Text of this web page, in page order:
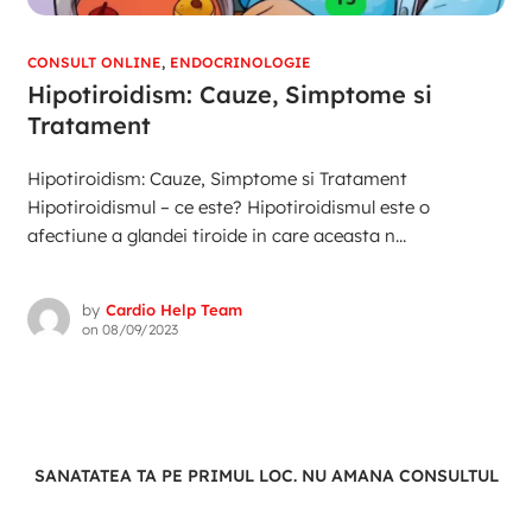
CONSULT ONLINE, ENDOCRINOLOGIE
Hipotiroidism: Cauze, Simptome si
Tratament
Hipotiroidism: Cauze, Simptome si Tratament
Hipotiroidismul – ce este? Hipotiroidismul este o
afectiune a glandei tiroide in care aceasta n...
by Cardio Help Team
on 08/09/2023
SANATATEA TA PE PRIMUL LOC. NU AMANA CONSULTUL